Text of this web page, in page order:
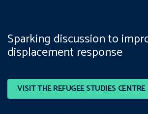
VISIT THE REFUGEE STUDIES CENTRE
Sparking discussion to
displacement response